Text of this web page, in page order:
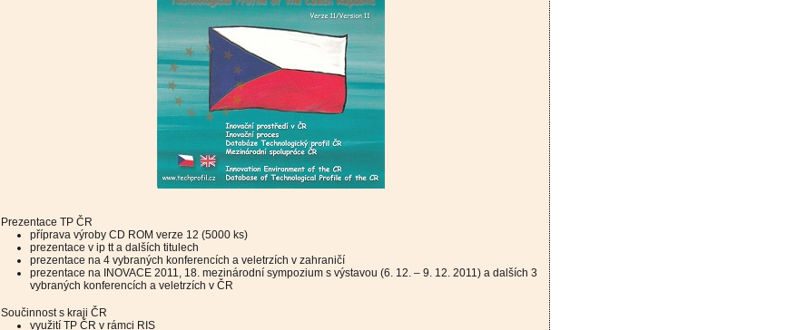
Prezentace TP ČR
příprava výroby CD ROM verze 12 (5000 ks)
prezentace v ip tt a dalších titulech
prezentace na 4 vybraných konferencích a veletrzích v zahraničí
prezentace na INOVACE 2011, 18. mezinárodní sympozium s výstavou (6. 12. – 9. 12. 2011) a dalších 3
vybraných konferencích a veletrzích v ČR
Součinnost s kraji ČR
využití TP ČR v rámci RIS